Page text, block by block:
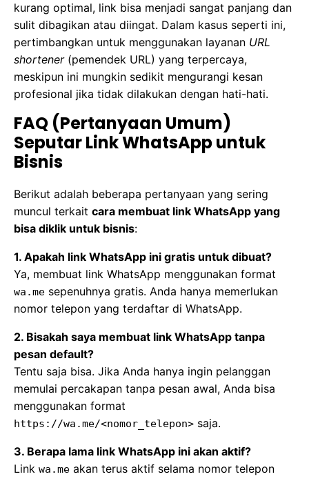
kurang optimal, link bisa menjadi sangat panjang dan
sulit dibagikan atau diingat. Dalam kasus seperti ini,
pertimbangkan untuk menggunakan layanan URL
shortener(pemendek URL) yang terpercaya,
meskipun ini mungkin sedikit mengurangi kesan
profesional jika tidak dilakukan dengan hati-hati.
FAQ (Pertanyaan Umum)
Seputar Link WhatsApp untuk
Bisnis
Berikut adalah beberapa pertanyaan yang sering
muncul terkait cara membuat link WhatsApp yang
bisa diklik untuk bisnis:
1. Apakah link WhatsApp ini gratis untuk dibuat?
Ya, membuat link WhatsApp menggunakan format
wa.me sepenuhnya gratis. Anda hanya memerlukan
nomor telepon yang terdaftar di WhatsApp.
2. Bisakah saya membuat link WhatsApp tanpa
pesan default?
Tentu saja bisa. Jika Anda hanya ingin pelanggan
memulai percakapan tanpa pesan awal, Anda bisa
menggunakan format
https://wa.me/<nomor_telepon> saja.
3. Berapa lama link WhatsApp ini akan aktif?
Link wa.me akan terus aktif selama nomor telepon